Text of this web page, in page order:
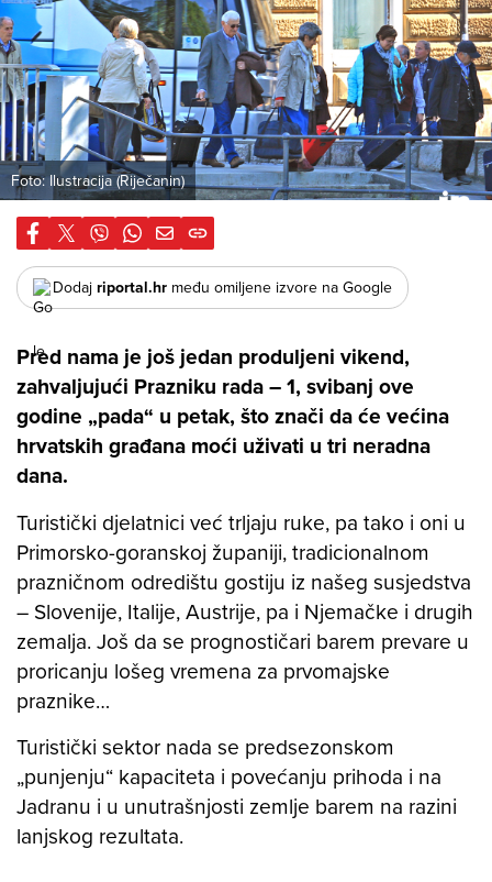
Foto: Ilustracija (Riječanin)
Dodaj riportal.hr među omiljene izvore na Google
Pred nama je još jedan produljeni vikend,
zahvaljujući Prazniku rada – 1, svibanj ove
godine „pada“ u petak, što znači da će većina
hrvatskih građana moći uživati u tri neradna
dana.
Turistički djelatnici već trljaju ruke, pa tako i oni u
Primorsko-goranskoj županiji, tradicionalnom
prazničnom odredištu gostiju iz našeg susjedstva
– Slovenije, Italije, Austrije, pa i Njemačke i drugih
zemalja. Još da se prognostičari barem prevare u
proricanju lošeg vremena za prvomajske
praznike…
Turistički sektor nada se predsezonskom
„punjenju“ kapaciteta i povećanju prihoda i na
Jadranu i u unutrašnjosti zemlje barem na razini
lanjskog rezultata.